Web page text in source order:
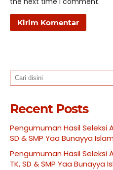
Search
Recent Posts
Pengumuman Hasil Seleksi
SD & SMP Yaa Bunayya
Pengumuman Hasil Seleksi
TK, SD & SMP Yaa Bunayya